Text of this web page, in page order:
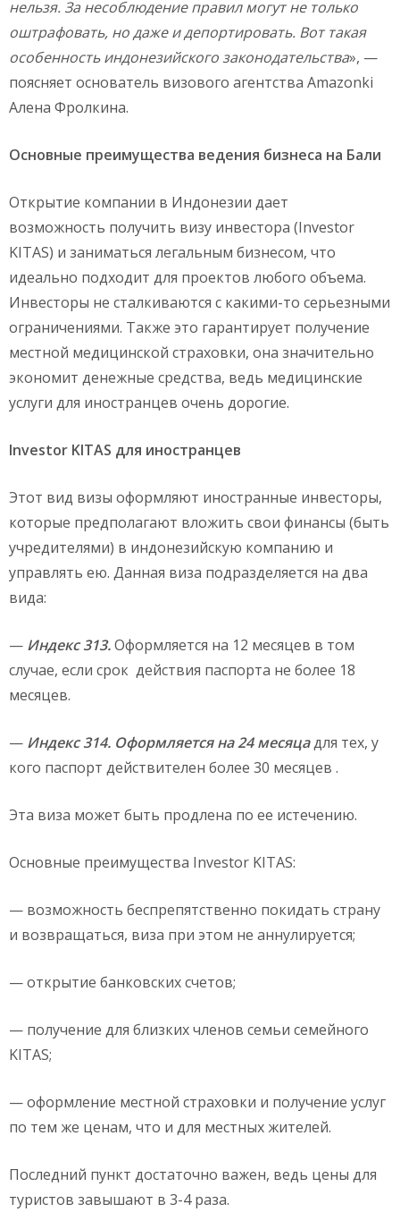
нельзя. За несоблюдение правил могут не только
оштрафовать, но даже и депортировать. Вот такая
особенность индонезийского законодательства», —
поясняет основатель визового агентства Amazonki
Алена Фролкина.
Основные преимущества ведения бизнеса на Бали
Открытие компании в Индонезии дает
возможность получить визу инвестора (Investor
KITAS) и заниматься легальным бизнесом, что
идеально подходит для проектов любого объема.
Инвесторы не сталкиваются с какими-то серьезными
ограничениями. Также это гарантирует получение
местной медицинской страховки, она значительно
экономит денежные средства, ведь медицинские
услуги для иностранцев очень дорогие.
Investor KITAS для иностранцев
Этот вид визы оформляют иностранные инвесторы,
которые предполагают вложить свои финансы (быть
учредителями) в индонезийскую компанию и
управлять ею. Данная виза подразделяется на два
вида:
— Индекс 313.Оформляется на 12 месяцев в том
случае, если срок действия паспорта не более 18
месяцев.
— Индекс 314. Оформляется на 24 месяцадля тех, у
кого паспорт действителен более 30 месяцев .
Эта виза может быть продлена по ее истечению.
Основные преимущества Investor KITAS:
— возможность беспрепятственно покидать страну
и возвращаться, виза при этом не аннулируется;
— открытие банковских счетов;
— получение для близких членов семьи семейного
KITAS;
— оформление местной страховки и получение услуг
по тем же ценам, что и для местных жителей.
Последний пункт достаточно важен, ведь цены для
туристов завышают в 3-4 раза.